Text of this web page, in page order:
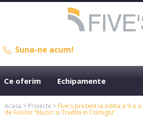
Suna-ne acum!
Ce oferim Echipamente
Acasa > Proiecte >Five's prezent la editia a 9-a
de Folclor “Muzici si Traditii in Cismigiu”